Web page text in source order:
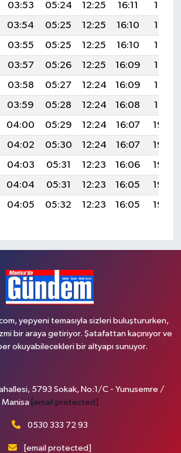
03:53 05:24 12:25 16:11
19:17
03:54 05:25 12:25 16:10
19:15
03:55 05:25 12:25 16:10
19:14
03:57 05:26 12:25 16:09
19:13
03:58 05:27 12:24 16:09
19:12
03:59 05:28 12:24 16:08
19:10
04:00 05:29 12:24 16:07
19:09
04:02 05:30 12:24 16:07
19:08
04:03 05:31 12:23 16:06
19:06
04:04 05:31 12:23 16:05
19:05
04:05 05:32 12:23 16:05 19:03
yepyeni temasıyla sizleri buluştururken,
bir araya getiriyor. Şatafattan kaçınıyor ve
okuyabilecekleri bir altyapı sunuyor.
5793 Sokak, No:1/C - Yunusemre /
Manisa [email protected]
0530 333 72 93
[email protected]